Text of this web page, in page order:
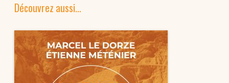
Découvrez aussi…